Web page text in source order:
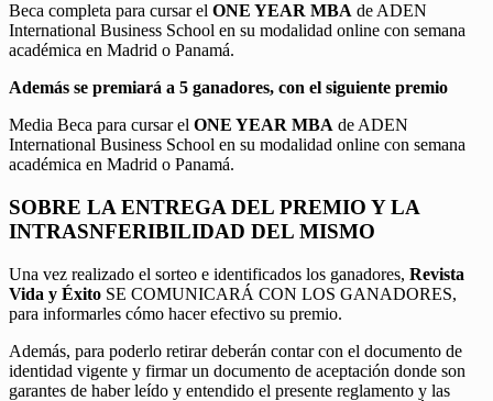
Beca completa para cursar el ONE YEAR MBA de ADEN
International Business School en su modalidad online con semana
académica en Madrid o Panamá.
Además se premiará a 5 ganadores, con el siguiente premio
Media Beca para cursar el ONE YEAR MBA de ADEN
International Business School en su modalidad online con semana
académica en Madrid o Panamá.
SOBRE LA ENTREGA DEL PREMIO Y LA
INTRASNFERIBILIDAD DEL MISMO
Una vez realizado el sorteo e identificados los ganadores, Revista
Vida y Éxito SE COMUNICARÁ CON LOS GANADORES,
para informarles cómo hacer efectivo su premio.
Además, para poderlo retirar deberán contar con el documento de
identidad vigente y firmar un documento de aceptación donde son
garantes de haber leído y entendido el presente reglamento y las